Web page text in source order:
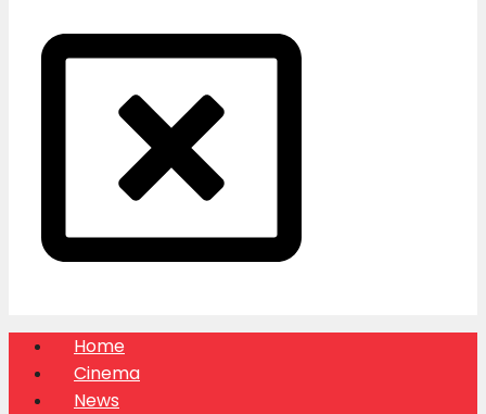
Home
Cinema
News